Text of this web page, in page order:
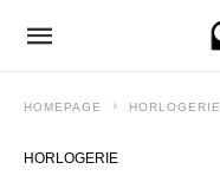
HOMEPAGE HORLOGERIE
HORLOGERIE